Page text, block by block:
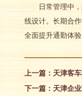
日常管理中，建
线设计。长期合作
全面提升通勤体验
上一篇：天津客
下一篇：天津企